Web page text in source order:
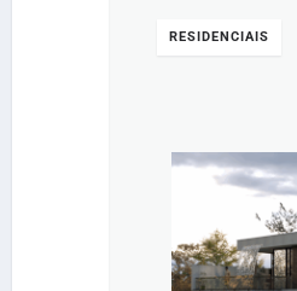
RESIDENCIAIS